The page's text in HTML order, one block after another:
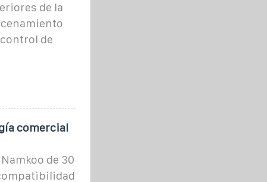
de la
de
comercial
de 30